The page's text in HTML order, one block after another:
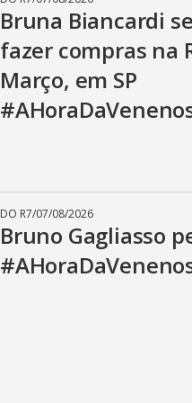
Bruna Biancardi
fazer compras na
Março, em SP
DO R7/07/08/2026
Bruno Gagliasso